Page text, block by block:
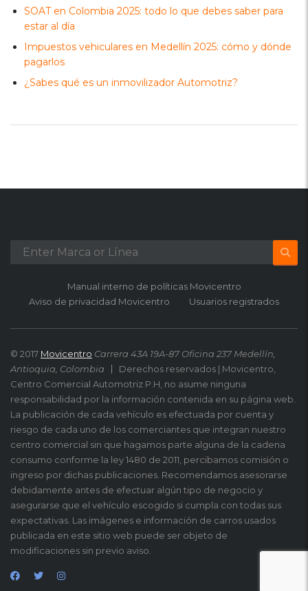
SOAT en Colombia 2025: todo lo que debes saber para
estar al día
Impuestos vehiculares en Medellín 2025: cómo y dónde
pagarlos
¿Sabes qué es un inmovilizador Automotriz?
Manual interno de políticas Movicentro
Aviso de privacidad Movicentro
Usuarios registrados
© 2017 Movicentro Carrera 43A 19A-87 Oficina 237 Medellín,
Antioquia, Colombia
Derechos reservados | Movicentro,
Centro Comercial Automotriz P.H, no asume ninguna
responsabilidad por la información contenida en su página web.
La publicación de cada vehículo es efectuada por cuenta y
riesgo de cada uno de los comerciantes que integran nuestro
centro comercial sin que hagamos parte alguna de la cadena
consumo conforme la ley 1480 de 2011, percibamos comisión o
ingreso por dichas publicaciones. Recomendamos asesorarse
debidamente antes de efectuar algún tipo de negocio y
asegurarse que el vehículo escogido si cumpla con todas sus
expectativas. Las imágenes e información de carros usados
publicada en este sitio web puede ser objeto de
modificaciones sin previo aviso.